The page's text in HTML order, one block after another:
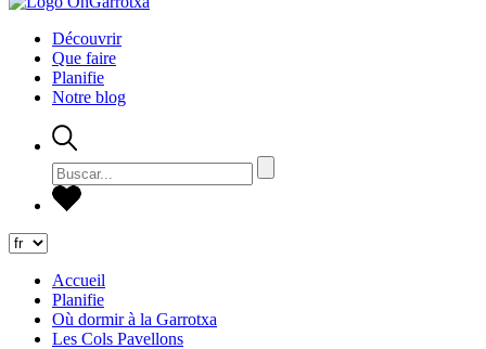
Découvrir
Que faire
Planifie
Notre blog
Accueil
Planifie
Où dormir à la Garrotxa
Les Cols Pavellons